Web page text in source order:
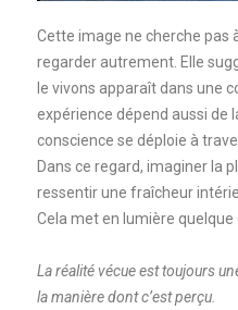
Cette image ne cherche pas
regarder autrement. Elle
le vivons apparaît dans une
expérience dépend aussi de
conscience se déploie à
Dans ce regard, imaginer la
ressentir une fraîcheur
Cela met en lumière quelque
La réalité vécue est toujours
la manière dont c’est perçu.